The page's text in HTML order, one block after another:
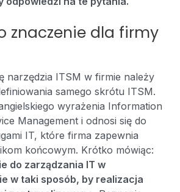
znaczenie dla firmy
narzędzia ITSM w firmie należy
samego skrótu ITSM.
wyrażenia Information
Management i odnosi się do
IT, które firma zapewnia
końcowym. Krótko mówiąc:
do zarządzania IT w
w taki sposób, by realizacja